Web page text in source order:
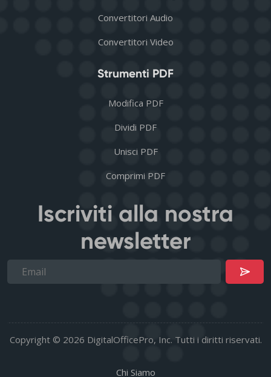
Convertitori Audio
Convertitori Video
Strumenti PDF
Modifica PDF
Dividi PDF
Unisci PDF
Comprimi PDF
Iscriviti alla nostra
newsletter
Copyright © 2026 DigitalOfficePro, Inc. Tutti i diritti riservati.
Chi Siamo